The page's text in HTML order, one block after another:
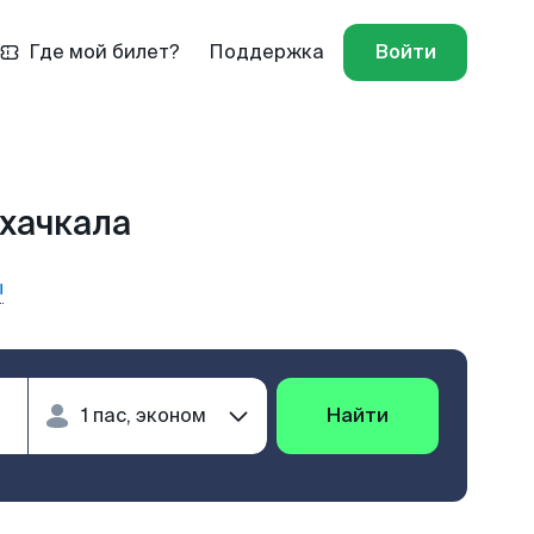
Где мой билет? Поддержка Войти
Найти